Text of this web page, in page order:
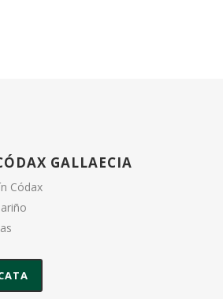
GALLAECIA
Códax